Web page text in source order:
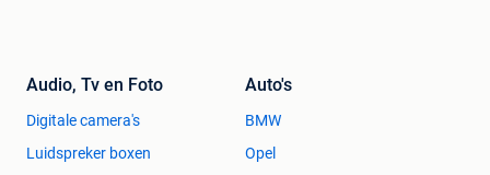
Audio, Tv en Foto
Digitale camera's
Luidspreker boxen
Auto's
BMW
Opel